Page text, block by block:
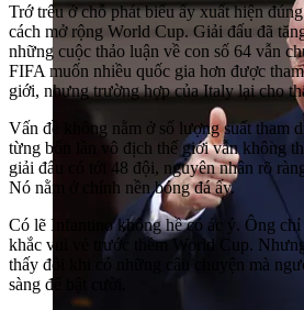
Trớ trêu ở chỗ phát biểu ấy xuất hiện
cách mở rộng World Cup. Giải đấu đã
những cuộc thảo luận về con số 64 vẫn
FIFA muốn nhiều quốc gia hơn được
giới, nhưng trường hợp của Italy lại cho
Vấn đề không nằm ở số lượng suất tham
từng bốn lần vô địch thế giới vẫn không
giải đấu có tới 48 đội, nguyên nhân rõ
Nó nằm ở chính nền bóng đá ấy.
Có lẽ Infantino không hề có ác ý. Ông
khắc vui vẻ trước thềm World Cup.
thấy đôi khi có những câu chuyện mà
sàng để bật cười.